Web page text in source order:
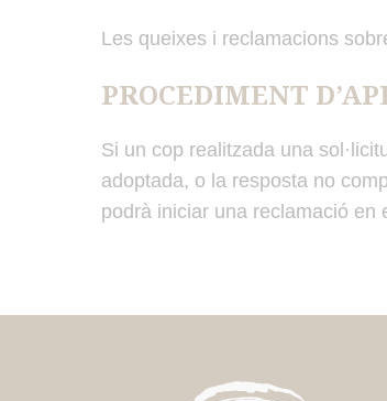
Les queixes i reclamacions
PROCEDIMENT
Si un cop realitzada una
adoptada, o la resposta no
podrà iniciar una reclamació en